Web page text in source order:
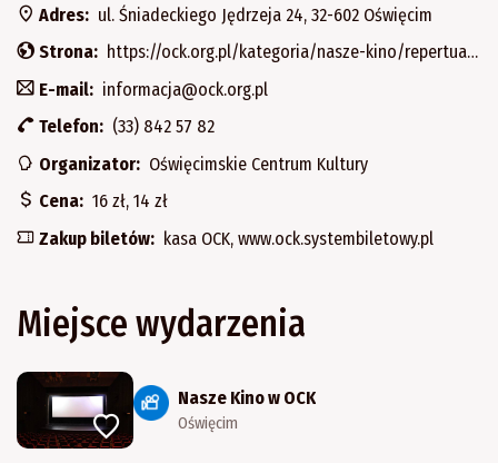
Adres: ul. Śniadeckiego Jędrzeja 24, 32-602 Oświęcim
Strona:
https://ock.org.pl/kategoria/nasze-kino/repertuar-naszego-kina/
E-mail: informacja@ock.org.pl
Telefon: (33) 842 57 82
Organizator: Oświęcimskie Centrum Kultury
Cena: 16 zł, 14 zł
Zakup biletów: kasa OCK, www.ock.systembiletowy.pl
Miejsce wydarzenia
Nasze Kino w OCK
Oświęcim